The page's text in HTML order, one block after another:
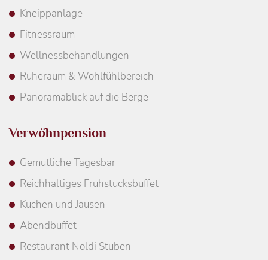
Kneippanlage
Fitnessraum
Wellnessbehandlungen
Ruheraum & Wohlfühlbereich
Panoramablick auf die Berge
Verwöhnpension
Gemütliche Tagesbar
Reichhaltiges Frühstücksbuffet
Kuchen und Jausen
Abendbuffet
Restaurant Noldi Stuben